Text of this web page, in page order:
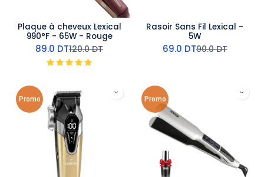
Plaque à cheveux Lexical
990°F - 65W - Rouge
89.0 DT120.0DT
Rasoir Sans Fil Lexical -
5W
69.0 DT90.0DT
Promo Promo